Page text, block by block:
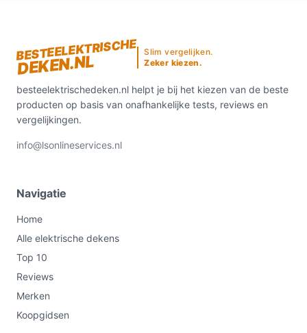
BESTEELEKTRISCHE
DEKEN.NL
Slim vergelijken.
Zeker kiezen.
besteelektrischedeken.nl helpt je bij het kiezen van de beste
producten op basis van onafhankelijke tests, reviews en
vergelijkingen.
info@lsonlineservices.nl
Navigatie
Home
Alle elektrische dekens
Top 10
Reviews
Merken
Koopgidsen